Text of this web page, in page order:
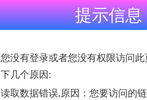
提示信息
您没有登录或者您没有权限访问
下几个原因:
读取数据错误,原因：您要访问的